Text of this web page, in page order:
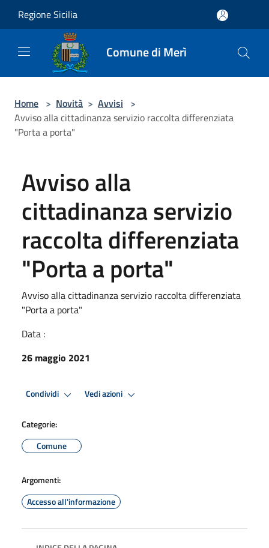
Regione Sicilia
Comune di Merì
Home > Novità > Avvisi >
Avviso alla cittadinanza servizio raccolta differenziata
"Porta a porta"
Avviso alla
cittadinanza servizio
raccolta differenziata
"Porta a porta"
Avviso alla cittadinanza servizio raccolta differenziata
"Porta a porta"
Data :
26 maggio 2021
Condividi Vedi azioni
Categorie:
Comune
Argomenti:
Accesso all'informazione